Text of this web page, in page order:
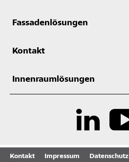
Fassadenlösungen
Kontakt
Innenraumlösungen
Kontakt Impressum Datenschutz